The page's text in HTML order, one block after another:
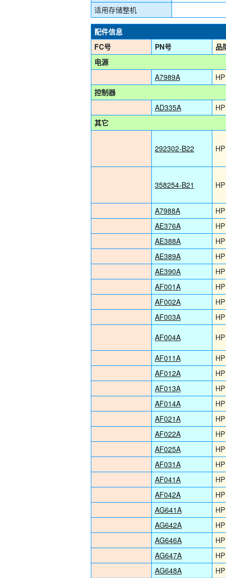
适用存储整机
配件信息
FC号
PN号
品
电源
A7989A
HP
控制器
AD335A
HP
其它
292302-B22 HP
358254-B21 HP
A7988A
HP
AE376A
HP
AE388A
HP
AE389A
HP
AE390A
HP
AF001A
HP
AF002A
HP
AF003A
HP
AF004A
HP
AF011A
HP
AF012A
HP
AF013A
HP
AF014A
HP
AF021A
HP
AF022A
HP
AF025A
HP
AF031A
HP
AF041A
HP
AF042A
HP
AG641A
HP
AG642A
HP
AG646A
HP
AG647A
HP
AG648A
HP